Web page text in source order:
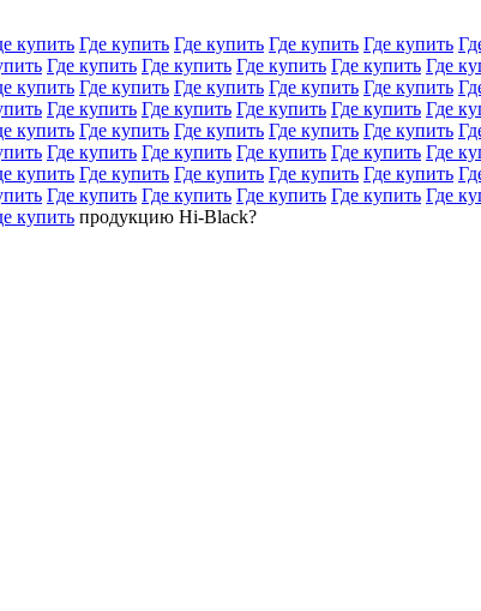
купить Где купить Где купить Где купить Где купить
Где купить Где купить Где купить Где купить Где
купить Где купить Где купить Где купить Где купить
Где купить Где купить Где купить Где купить Где
купить Где купить Где купить Где купить Где купить
Где купить Где купить Где купить Где купить Где
купить Где купить Где купить Где купить Где купить
Где купить Где купить Где купить Где купить Где
купить продукцию Hi-Black?